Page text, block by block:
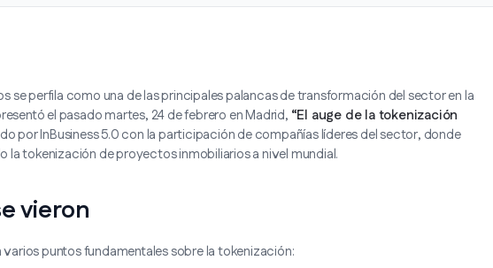
se perfila como una de las principales palancas de transformación del sector en la
el pasado martes, 24 de febrero en Madrid, “El auge de la tokenización
por InBusiness 5.0 con la participación de compañías líderes del sector, donde
la tokenización de proyectos inmobiliarios a nivel mundial.
vieron
puntos fundamentales sobre la tokenización: